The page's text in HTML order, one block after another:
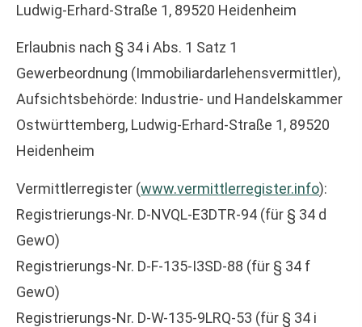
Ludwig-Erhard-Straße 1, 89520 Heidenheim
Erlaubnis nach § 34 i Abs. 1 Satz 1
Gewerbeordnung (Immobiliardarlehensvermittler),
Aufsichtsbehörde: Industrie- und Handelskammer
Ostwürttemberg, Ludwig-Erhard-Straße 1, 89520
Heidenheim
Vermittlerregister (www.vermittlerregister.info):
Registrierungs-Nr. D-NVQL-E3DTR-94 (für § 34 d
GewO)
Registrierungs-Nr. D-F-135-I3SD-88 (für § 34 f
GewO)
Registrierungs-Nr. D-W-135-9LRQ-53 (für § 34 i